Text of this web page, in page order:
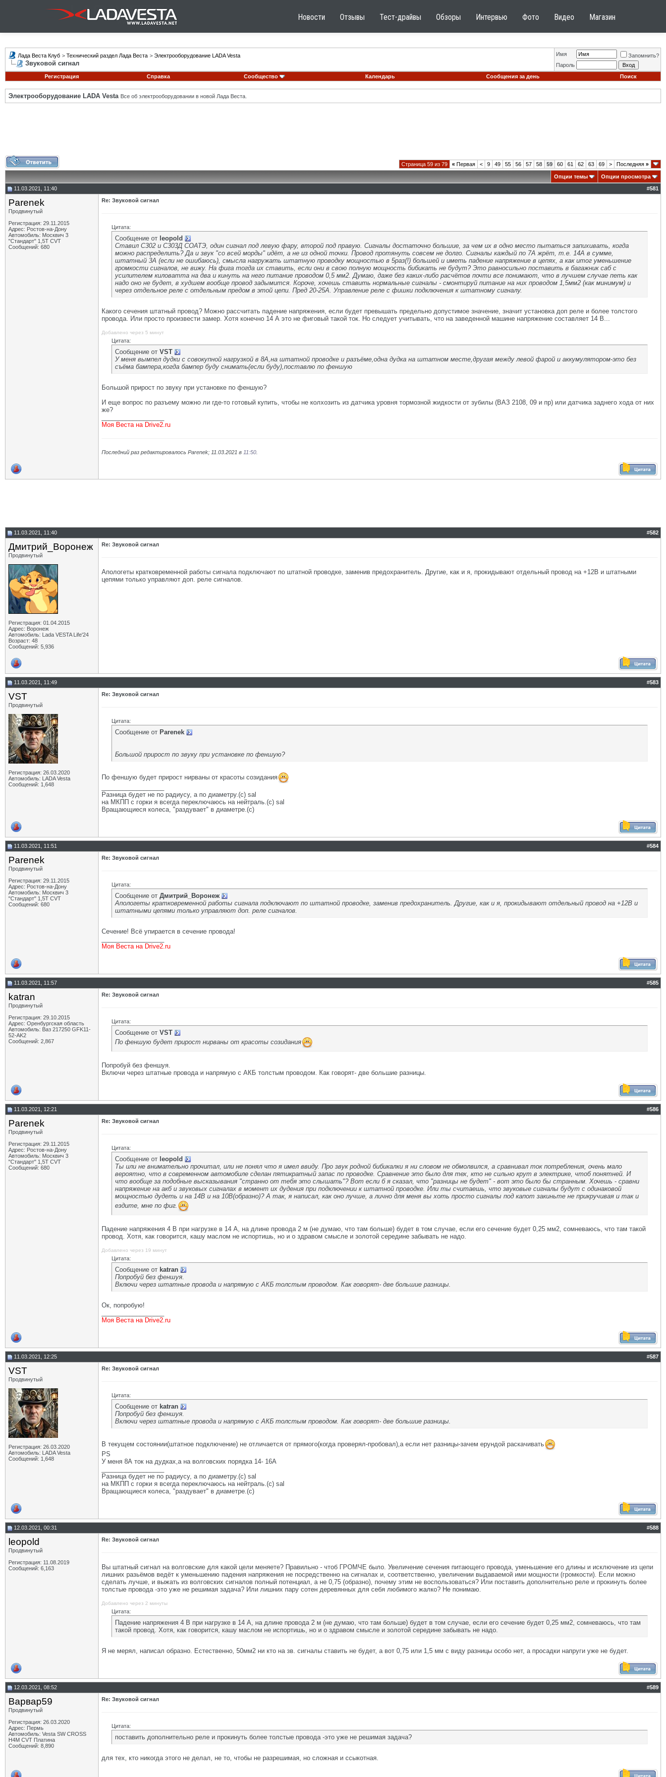
Новости Отзывы Тест-драйвы Обзоры Интервью Фото Видео Магазин
Лада Веста Клуб > Технический раздел Лада Веста > Электрооборудование LADA Vesta
Звуковой сигнал
Имя
Запомнить?
Пароль
Регистрация
Справка Сообщество Календарь Сообщения за день Поиск
Электрооборудование LADA Vesta Все об электрооборудовании в новой Лада Веста.
Страница 59 из 79 « Первая < 9 49 55 56 57 58 59 60 61 62 63 69 > Последняя »
Опции темы
Опции просмотра
11.03.2021, 11:40
#581
Parenek
Продвинутый
Регистрация: 29.11.2015
Адрес: Ростов-на-Дону
Автомобиль: Москвич 3
"Стандарт" 1,5Т CVT
Сообщений: 680
Re: Звуковой сигнал
Цитата:
Сообщение от leopold
Ставил С302 и С303Д СОАТЭ, один сигнал под левую фару, второй под правую. Сигналы достаточно большие, за чем их в одно место пытаться запихивать, когда
можно распределить? Да и звук "со всей морды" идёт, а не из одной точки. Провод протянуть совсем не долго. Сигналы каждый по 7А жрёт, т.е. 14А в сумме,
штатный 3А (если не ошибаюсь), смысла нагружать штатную проводку мощностью в 5раз(!) большей и иметь падение напряжение в цепях, а как итог уменьшение
громкости сигналов, не вижу. На фига тогда их ставить, если они в свою полную мощность бибикать не будут? Это равносильно поставить в багажник саб с
усилителем киловатта на два и кинуть на него питание проводом 0,5 мм2. Думаю, даже без каких-либо расчётов почти все понимают, что в лучшем случае петь как
надо оно не будет, в худшем вообще провод задымится. Короче, хочешь ставить нормальные сигналы - смонтируй питание на них проводом 1,5мм2 (как минимум) и
через отдельное реле с отдельным предом в этой цепи. Пред 20-25А. Управление реле с фишки подключения к штатному сигналу.
Какого сечения штатный провод? Можно рассчитать падение напряжения, если будет превышать предельно допустимое значение, значит установка доп реле и более толстого
провода. Или просто произвести замер. Хотя конечно 14 А это не фиговый такой ток. Но следует учитывать, что на заведенной машине напряжение составляет 14 В...
Добавлено через 5 минут
Цитата:
Сообщение от VST
У меня вымпел дудки с совокупной нагрузкой в 8А,на штатной проводке и разъёме,одна дудка на штатном месте,другая между левой фарой и аккумулятором-это без
съёма бампера,когда бампер буду снимать(если буду),поставлю по феншую
Большой прирост по звуку при установке по феншую?
И еще вопрос по разъему можно ли где-то готовый купить, чтобы не колхозить из датчика уровня тормозной жидкости от зубилы (ВАЗ 2108, 09 и пр) или датчика заднего хода от них
же?
Моя Веста на Drive2.ru
Последний раз редактировалось Parenek; 11.03.2021 в 11:50
11.03.2021, 11:40 #582
Дмитрий_Воронеж
Продвинутый
Регистрация: 01.04.2015
Адрес: Воронеж
Автомобиль: Lada VESTA Life'24
Возраст: 48
Сообщений: 5,936
Re: Звуковой сигнал
Апологеты кратковременной работы сигнала подключают по штатной проводке, заменив предохранитель. Другие, как и я, прокидывают отдельный провод на +12В и штатными
цепями только управляют доп. реле сигналов.
11.03.2021, 11:49 #583
VST
Продвинутый
Регистрация: 26.03.2020
Автомобиль: LADA Vesta
Сообщений: 1,648
Re: Звуковой сигнал
Цитата:
Сообщение от Parenek
Большой прирост по звуку при установке по феншую?
По феншую будет прирост нирваны от красоты созидания
Разница будет не по радиусу, а по диаметру.(с) sal
на МКПП с горки я всегда переключаюсь на нейтраль.(с) sal
Вращающиеся колеса, "раздувает" в диаметре.(с)
11.03.2021, 11:51 #584
Parenek
Продвинутый
Регистрация: 29.11.2015
Адрес: Ростов-на-Дону
Автомобиль: Москвич 3
"Стандарт" 1,5Т CVT
Сообщений: 680
Re: Звуковой сигнал
Цитата:
Сообщение от Дмитрий_Воронеж
Апологеты кратковременной работы сигнала подключают по штатной проводке, заменив предохранитель. Другие, как и я, прокидывают отдельный провод на +12В и
штатными цепями только управляют доп. реле сигналов.
Сечение! Всё упирается в сечение провода!
Моя Веста на Drive2.ru
11.03.2021, 11:57 #585
katran
Продвинутый
Регистрация: 29.10.2015
Адрес: Оренбургская область
Автомобиль: Ваз 217250 GFK11-
52-AK2
Сообщений: 2,867
Re: Звуковой сигнал
Цитата:
Сообщение от VST
По феншую будет прирост нирваны от красоты созидания
Попробуй без феншуя.
Включи через штатные провода и напрямую с АКБ толстым проводом. Как говорят- две большие разницы.
11.03.2021, 12:21 #586
Parenek
Продвинутый
Регистрация: 29.11.2015
Адрес: Ростов-на-Дону
Автомобиль: Москвич 3
"Стандарт" 1,5Т CVT
Сообщений: 680
Re: Звуковой сигнал
Цитата:
Сообщение от leopold
Ты или не внимательно прочитал, или не понял что я имел ввиду. Про звук родной бибикалки я ни словом не обмолвился, а сравнивал ток потребления, очень мало
вероятно, что в современном автомобиле сделан пятикратный запас по проводке. Сравнение это было для тех, кто не сильно крут в электрике, чтоб понятней. И
что вообще за подобные высказывания "странно от тебя это слышать"? Вот если б я сказал, что "разницы не будет" - вот это было бы странным. Хочешь - сравни
напряжение на акб и звуковых сигналах в момент их дудения при подключении к штатной проводке. Или ты считаешь, что звуковые сигналы будут с одинаковой
мощностью дудеть и на 14В и на 10В(образно)? А так, я написал, как оно лучше, а лично для меня вы хоть просто сигналы под капот закиньте не прикручивая и так и
ездите, мне по фиг.
Падение напряжения 4 В при нагрузке в 14 А, на длине провода 2 м (не думаю, что там больше) будет в том случае, если его сечение будет 0,25 мм2, сомневаюсь, что там такой
провод. Хотя, как говорится, кашу маслом не испортишь, но и о здравом смысле и золотой середине забывать не надо.
Добавлено через 19 минут
Цитата:
Сообщение от katran
Попробуй без феншуя.
Включи через штатные провода и напрямую с АКБ толстым проводом. Как говорят- две большие разницы.
Ок, попробую!
Моя Веста на Drive2.ru
11.03.2021, 12:25 #587
VST
Продвинутый
Регистрация: 26.03.2020
Автомобиль: LADA Vesta
Сообщений: 1,648
Re: Звуковой сигнал
Цитата:
Сообщение от katran
Попробуй без феншуя.
Включи через штатные провода и напрямую с АКБ толстым проводом. Как говорят- две большие разницы.
В текущем состоянии(штатное подключение) не отличается от прямого(когда проверял-пробовал),а если нет разницы-зачем ерундой раскачивать
PS
У меня 8А ток на дудках,а на волговских порядка 14- 16А
Разница будет не по радиусу, а по диаметру.(с) sal
на МКПП с горки я всегда переключаюсь на нейтраль.(с) sal
Вращающиеся колеса, "раздувает" в диаметре.(с)
12.03.2021, 00:31 #588
leopold
Продвинутый
Регистрация: 11.08.2019
Сообщений: 6,163
Re: Звуковой сигнал
Вы штатный сигнал на волговские для какой цели меняете? Правильно - чтоб ГРОМЧЕ было. Увеличение сечения питающего провода, уменьшение его длины и исключение из цепи
лишних разьёмов ведёт к уменьшению падения напряжения не посредственно на сигналах и, соответственно, увеличении выдаваемой ими мощности (громкости). Если можно
сделать лучше, и выжать из волговских сигналов полный потенциал, а не 0,75 (образно), почему этим не воспользоваться? Или поставить дополнительно реле и прокинуть более
толстые провода -это уже не решимая задача? Или лишних пару сотен деревянных для себя любимого жалко? Не понимаю.
Добавлено через 2 минуты
Цитата:
Падение напряжения 4 В при нагрузке в 14 А, на длине провода 2 м (не думаю, что там больше) будет в том случае, если его сечение будет 0,25 мм2, сомневаюсь, что там
такой провод. Хотя, как говорится, кашу маслом не испортишь, но и о здравом смысле и золотой середине забывать не надо.
Я не мерял, написал образно. Естественно, 50мм2 ни кто на зв. сигналы ставить не будет, а вот 0,75 или 1,5 мм с виду разницы особо нет, а просадки напруги уже не будет.
12.03.2021, 08:52 #589
Варвар59
Продвинутый
Регистрация: 26.03.2020
Адрес: Пермь
Автомобиль: Vesta SW CROSS
H4M CVT Платина
Сообщений: 8,890
Re: Звуковой сигнал
Цитата:
поставить дополнительно реле и прокинуть более толстые провода -это уже не решимая задача?
для тех, кто никогда этого не делал, не то, чтобы не разрешимая, но сложная и ссыкотная.